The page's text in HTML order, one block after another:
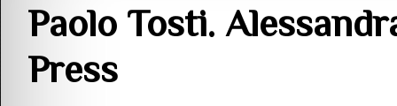
Paolo Tosti.
Press